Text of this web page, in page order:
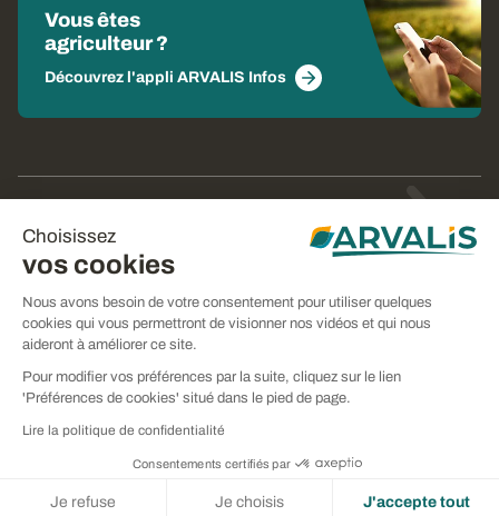
Choisissez
vos cookies
Nous avons besoin de votre consentement pour utiliser quelques
cookies qui vous permettront de visionner nos vidéos et qui nous
aideront à améliorer ce site.
Pour modifier vos préférences par la suite, cliquez sur le lien
'Préférences de cookies' situé dans le pied de page.
Lire la politique de confidentialité
Consentements certifiés par
Je refuse Je choisis J'accepte tout
Vous êtes
agriculteur ?
Découvrez l'appli ARVALIS Infos
Gestion des cookies
CGV
Politique de confidentialité